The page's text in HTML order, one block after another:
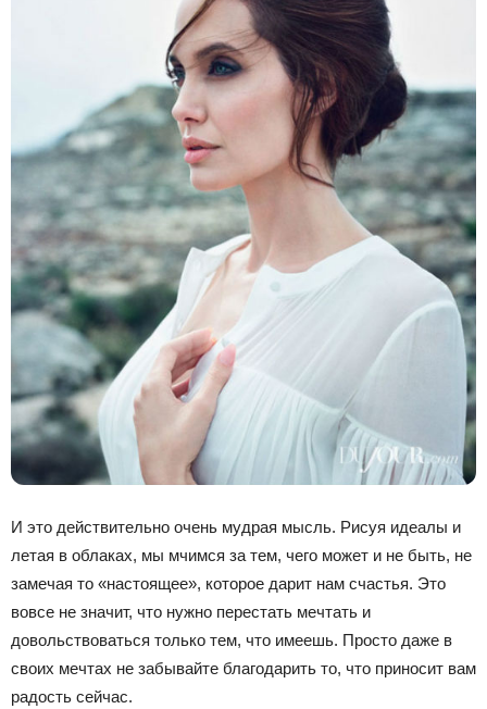
И это действительно очень мудрая мысль. Рисуя идеалы и
летая в облаках, мы мчимся за тем, чего может и не быть, не
замечая то «настоящее», которое дарит нам счастья. Это
вовсе не значит, что нужно перестать мечтать и
довольствоваться только тем, что имеешь. Просто даже в
своих мечтах не забывайте благодарить то, что приносит вам
радость сейчас.